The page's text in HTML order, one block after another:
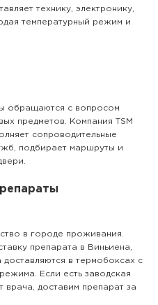
технику, электронику,
температурный режим и
обращаются с вопросом
предметов. Компания TSM
сопроводительные
подбирает маршруты и
в городе проживания.
препарата в Виньиена,
в термобоксах с
Если есть заводская
врача, доставим препарат за